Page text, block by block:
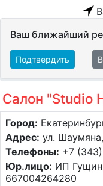
Ваш ближайший
Подтвердить
Салон "Studio
Город:
Адрес: ул.
Телефоны: +7
Юр.лицо: ИП
667004264280